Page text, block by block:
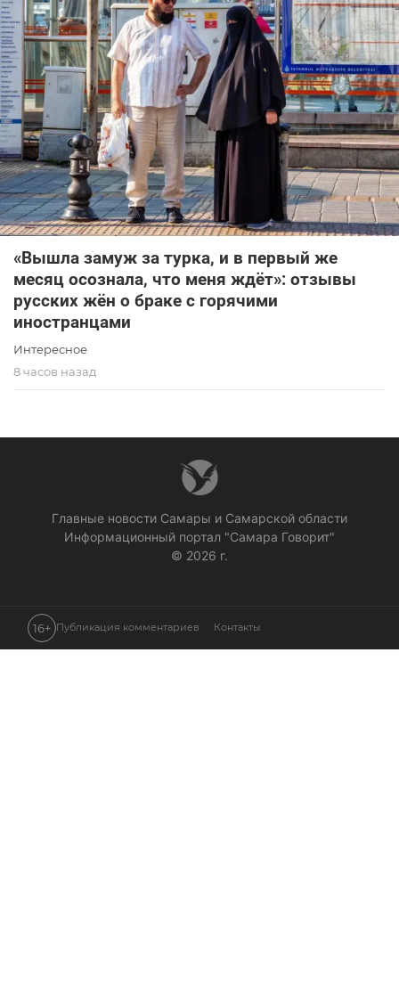
«Вышла замуж за турка, и в первый же
месяц осознала, что меня ждёт»: отзывы
русских жён о браке с горячими
иностранцами
Интересное
8 часов назад
Главные новости Самары и Самарской области
Информационный портал "Самара Говорит"
© 2026 г.
16+ Публикация комментариев Контакты